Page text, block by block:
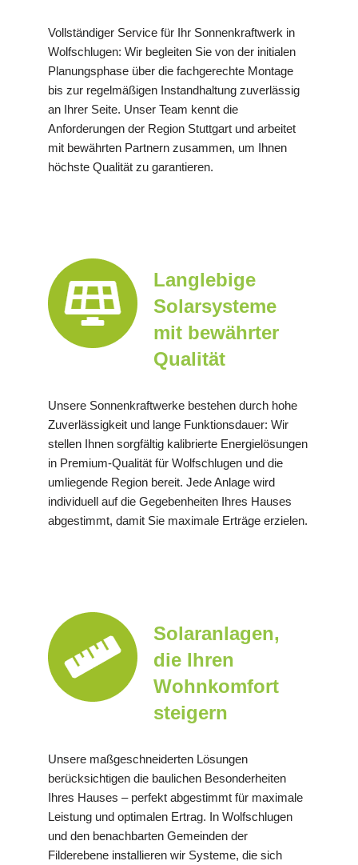
Vollständiger Service für Ihr Sonnenkraftwerk in
Wolfschlugen: Wir begleiten Sie von der initialen
Planungsphase über die fachgerechte Montage
bis zur regelmäßigen Instandhaltung zuverlässig
an Ihrer Seite. Unser Team kennt die
Anforderungen der Region Stuttgart und arbeitet
mit bewährten Partnern zusammen, um Ihnen
höchste Qualität zu garantieren.
Langlebige
Solarsysteme
mit bewährter
Qualität
Unsere Sonnenkraftwerke bestehen durch hohe
Zuverlässigkeit und lange Funktionsdauer: Wir
stellen Ihnen sorgfältig kalibrierte Energielösungen
in Premium-Qualität für Wolfschlugen und die
umliegende Region bereit. Jede Anlage wird
individuell auf die Gegebenheiten Ihres Hauses
abgestimmt, damit Sie maximale Erträge erzielen.
Solaranlagen,
die Ihren
Wohnkomfort
steigern
Unsere maßgeschneiderten Lösungen
berücksichtigen die baulichen Besonderheiten
Ihres Hauses – perfekt abgestimmt für maximale
Leistung und optimalen Ertrag. In Wolfschlugen
und den benachbarten Gemeinden der
Filderebene installieren wir Systeme, die sich